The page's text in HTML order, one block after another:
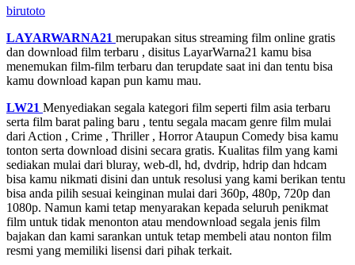
birutoto
LAYARWARNA21 merupakan situs streaming film online gratis
dan download film terbaru , disitus LayarWarna21 kamu bisa
menemukan film-film terbaru dan terupdate saat ini dan tentu bisa
kamu download kapan pun kamu mau.
LW21 Menyediakan segala kategori film seperti film asia terbaru
serta film barat paling baru , tentu segala macam genre film mulai
dari Action , Crime , Thriller , Horror Ataupun Comedy bisa kamu
tonton serta download disini secara gratis. Kualitas film yang kami
sediakan mulai dari bluray, web-dl, hd, dvdrip, hdrip dan hdcam
bisa kamu nikmati disini dan untuk resolusi yang kami berikan tentu
bisa anda pilih sesuai keinginan mulai dari 360p, 480p, 720p dan
1080p. Namun kami tetap menyarakan kepada seluruh penikmat
film untuk tidak menonton atau mendownload segala jenis film
bajakan dan kami sarankan untuk tetap membeli atau nonton film
resmi yang memiliki lisensi dari pihak terkait.